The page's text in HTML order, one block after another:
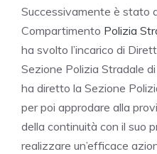
Successivamente è stato
Compartimento Polizia
ha svolto l’incarico di
Sezione Polizia Stradale
ha diretto la Sezione
per poi approdare alla
della continuità con il suo
realizzare un’efficace